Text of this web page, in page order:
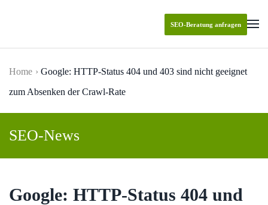
SEO-Beratung anfragen
Home
Google: HTTP-Status 404 und 403 sind nicht geeignet
zum Absenken der Crawl-Rate
SEO-News
Google: HTTP-Status 404 und